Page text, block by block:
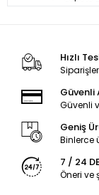
Hızlı
Güvenli
Güvenli
Geniş
Binlerce
7 / 24
Öneri ve